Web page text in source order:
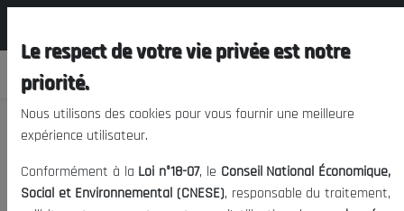
Nous vous prions de nous
excuser, mais l'accès à ce
Le respect de votre vie privée est notre
priorité.
Nous utilisons des cookies pour vous fournir une meilleure
expérience utilisateur.
Conformément à la Loi n°18-07, le Conseil National Économique,
Social et Environnemental (CNESE), responsable du traitement,